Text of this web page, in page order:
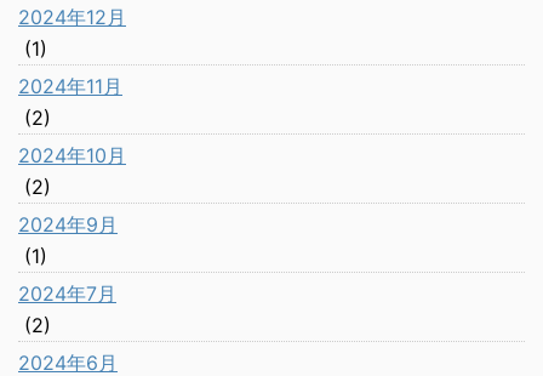
2024年12月
(1)
2024年11月
(2)
2024年10月
(2)
2024年9月
(1)
2024年7月
(2)
2024年6月